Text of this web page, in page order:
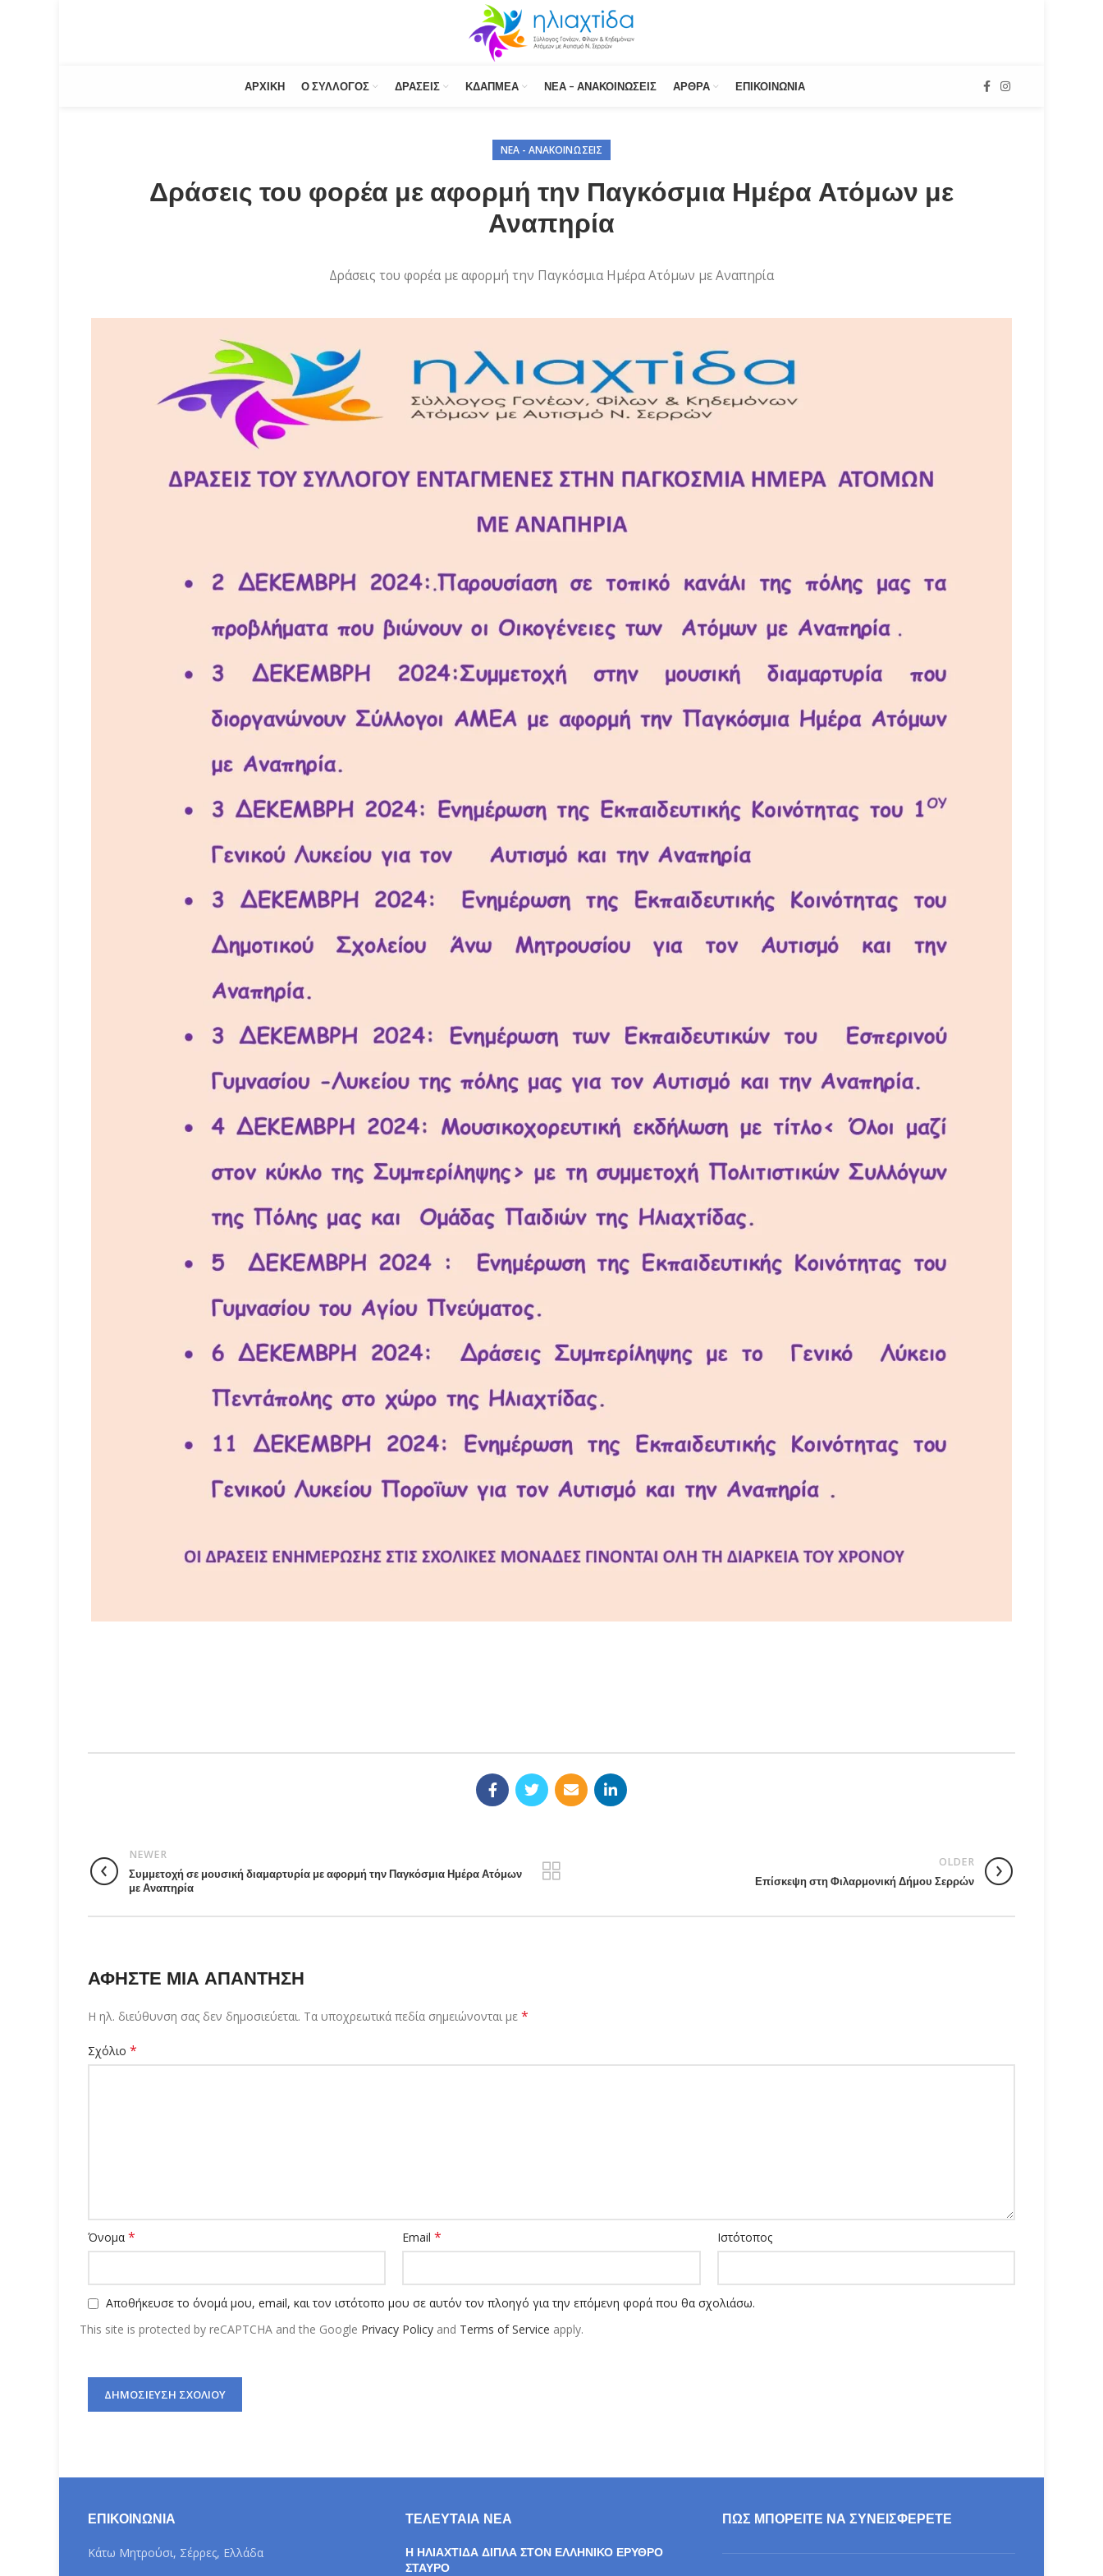
ΑΡΧΙΚΉ Ο ΣΎΛΛΟΓΟΣ ΔΡΆΣΕΙΣ ΚΔΑΠΜΕΑ ΝΈΑ – ΑΝΑΚΟΙΝΏΣΕΙΣ ΆΡΘΡΑ ΕΠΙΚΟΙΝΩΝΊΑ
ΝΈΑ - ΑΝΑΚΟΙΝΏΣΕΙΣ
Δράσεις του φορέα με αφορμή την Παγκόσμια Ημέρα Ατόμων με
Αναπηρία
Δράσεις του φορέα με αφορμή την Παγκόσμια Ημέρα Ατόμων με Αναπηρία
NEWER
Συμμετοχή σε μουσική διαμαρτυρία με αφορμή την Παγκόσμια Ημέρα Ατόμων
με Αναπηρία
OLDER
Επίσκεψη στη Φιλαρμονική Δήμου Σερρών
ΑΦΉΣΤΕ ΜΙΑ ΑΠΆΝΤΗΣΗ
Η ηλ. διεύθυνση σας δεν δημοσιεύεται. Τα υποχρεωτικά πεδία σημειώνονται με *
Σχόλιο *
Όνομα * Email* Ιστότοπος
Αποθήκευσε το όνομά μου, email, και τον ιστότοπο μου σε αυτόν τον πλοηγό για την επόμενη φορά που θα σχολιάσω.
This site is protected by reCAPTCHA and the Google Privacy Policy and Terms of Service apply.
ΕΠΙΚΟΙΝΩΝΊΑ
Κάτω Μητρούσι, Σέρρες, Ελλάδα
ΤΕΛΕΥΤΑΊΑ ΝΈΑ
Η ΗΛΙΑΧΤΙΔΑ ΔΙΠΛΑ ΣΤΟΝ ΕΛΛΗΝΙΚΟ ΕΡΥΘΡΟ
ΣΤΑΥΡΟ
ΠΩΣ ΜΠΟΡΕΊΤΕ ΝΑ ΣΥΝΕΙΣΦΕΡΕΤΕ